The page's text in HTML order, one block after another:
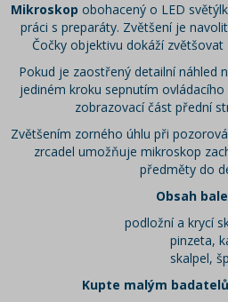
Mikroskop obohacený o LED
práci s preparáty. Zvětšení je
Čočky objektivu dokáží zvětšovat
Pokud je zaostřený detailní náhled
jediném kroku sepnutím
zobrazovací část přední
Zvětšením zorného úhlu při
zrcadel umožňuje mikroskop
předměty do
Obsah
podložní a krycí
pinzeta,
skalpel,
Kupte malým